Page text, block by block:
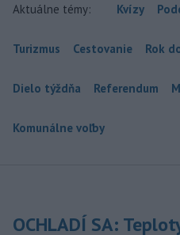
Aktuálne témy: Kvízy
Turizmus Cestovanie Rok
Dielo týždňa Referendum
Komunálne voľby
OCHLADÍ SA: